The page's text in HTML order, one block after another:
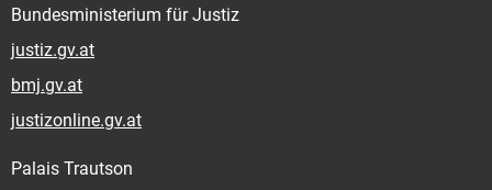
Bundesministerium für Justiz
justiz.gv.at
bmj.gv.at
justizonline.gv.at
Palais Trautson